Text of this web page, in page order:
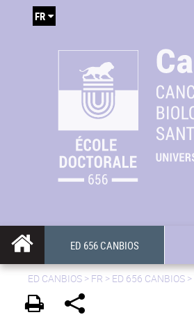
FR
ED 656 CANBIOS
ED CANBIOS > FR > ED 656 CANBIOS >